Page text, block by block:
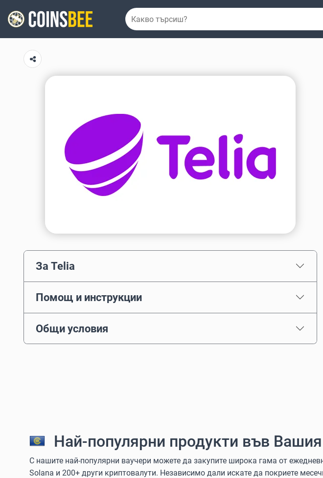
За Telia
Помощ и инструкции
Общи условия
Най-популярни продукти във
С нашите най-популярни ваучери можете да закупите широка гама от
Solana и 200+ други криптовалути. Независимо дали искате да покриете